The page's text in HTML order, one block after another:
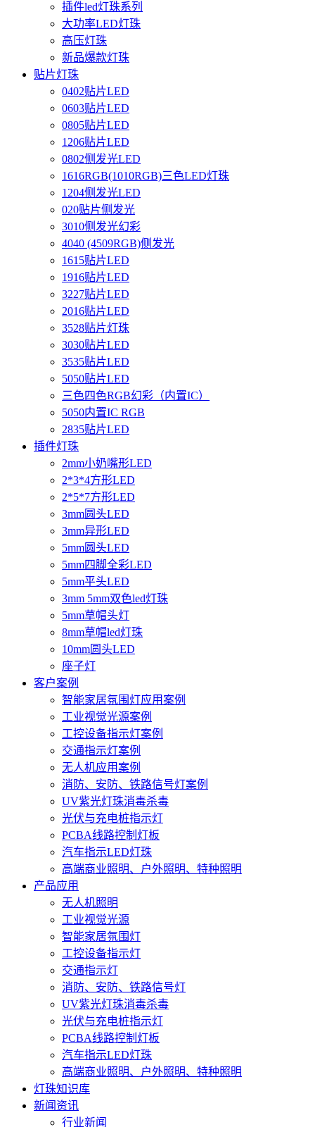
插件led灯珠系列
大功率LED灯珠
高压灯珠
新品爆款灯珠
贴片灯珠
0402贴片LED
0603贴片LED
0805贴片LED
1206贴片LED
0802侧发光LED
1616RGB(1010RGB)三色LED灯珠
1204侧发光LED
020贴片侧发光
3010侧发光幻彩
4040 (4509RGB)侧发光
1615贴片LED
1916贴片LED
3227贴片LED
2016贴片LED
3528贴片灯珠
3030贴片LED
3535贴片LED
5050贴片LED
三色四色RGB幻彩（内置IC）
5050内置IC RGB
2835贴片LED
插件灯珠
2mm小奶嘴形LED
2*3*4方形LED
2*5*7方形LED
3mm圆头LED
3mm异形LED
5mm圆头LED
5mm四脚全彩LED
5mm平头LED
3mm 5mm双色led灯珠
5mm草帽头灯
8mm草帽led灯珠
10mm圆头LED
座子灯
客户案例
智能家居氛围灯应用案例
工业视觉光源案例
工控设备指示灯案例
交通指示灯案例
无人机应用案例
消防、安防、铁路信号灯案例
UV紫光灯珠消毒杀毒
光伏与充电桩指示灯
PCBA线路控制灯板
汽车指示LED灯珠
高端商业照明、户外照明、特种照明
产品应用
无人机照明
工业视觉光源
智能家居氛围灯
工控设备指示灯
交通指示灯
消防、安防、铁路信号灯
UV紫光灯珠消毒杀毒
光伏与充电桩指示灯
PCBA线路控制灯板
汽车指示LED灯珠
高端商业照明、户外照明、特种照明
灯珠知识库
新闻资讯
行业新闻